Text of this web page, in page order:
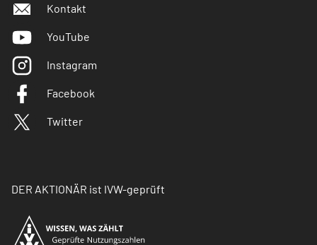
Kontakt
YouTube
Instagram
Facebook
Twitter
DER AKTIONÄR ist IVW-geprüft